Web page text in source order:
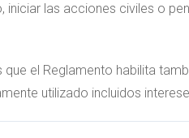
iniciar las acciones civiles o
el Reglamento habilita
utilizado incluidos